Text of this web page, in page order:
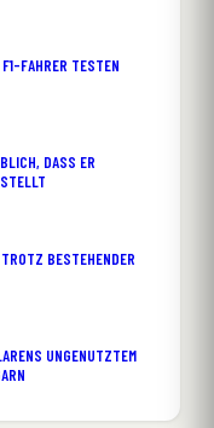
FAHRER TESTEN
DASS ER
BESTEHENDER
UNGENUTZTEM